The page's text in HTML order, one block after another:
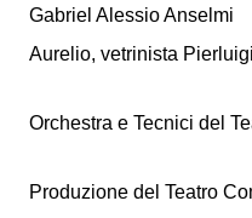
Gabriel Alessio Anselmi
Aurelio, vetrinista
Orchestra e Tecnici del
Produzione del Teatro